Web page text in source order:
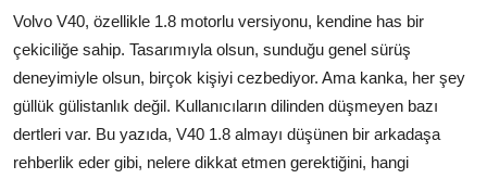
Klima & Konfor
Aydınlatma & Görüş
Şanzıman & Aktarma
Dizel Sistemler
Volvo V40, özellikle 1.8 motorlu versiyonu, kendine has bir
çekiciliğe sahip. Tasarımıyla olsun, sunduğu genel sürüş
deneyimiyle olsun, birçok kişiyi cezbediyor. Ama kanka, her şey
güllük gülistanlık değil. Kullanıcıların dilinden düşmeyen bazı
dertleri var. Bu yazıda, V40 1.8 almayı düşünen bir arkadaşa
rehberlik eder gibi, nelere dikkat etmen gerektiğini, hangi